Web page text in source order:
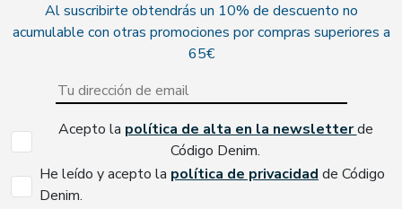
Al suscribirte obtendrás un 10% de descuento no
acumulable con otras promociones por compras superiores a
65€
Acepto la política de alta en la newsletterde
Código Denim.
He leído y acepto la política de privacidadde Código
Denim.